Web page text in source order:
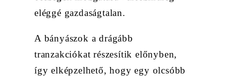
eléggé gazdaságtalan.
A bányászok a drágább
tranzakciókat részesítik előnyben,
így elképzelhető, hogy egy olcsóbb